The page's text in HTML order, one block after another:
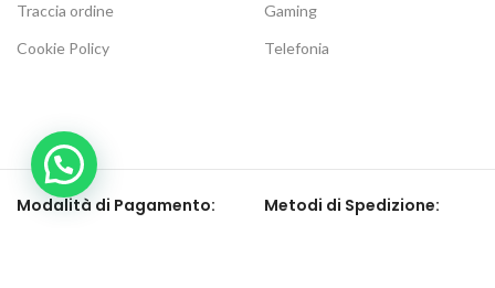
Traccia ordine
Cookie Policy
Gaming
Telefonia
Modalità di Pagamento: Metodi di Spedizione: